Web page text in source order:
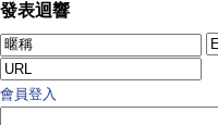
發表迴響
會員登入